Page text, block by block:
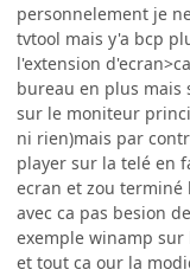
personnelement je
tvtool mais y'a bcp
l'extension
bureau en plus mais
sur le moniteur
ni rien)mais par
player sur la telé en
ecran et zou terminé
avec ca pas besion
exemple winamp
et tout ca our la